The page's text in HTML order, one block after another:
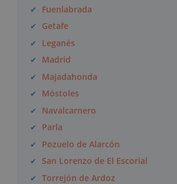
Fuenlabrada
Getafe
Leganés
Madrid
Majadahonda
Móstoles
Navalcarnero
Parla
Pozuelo de Alarcón
San Lorenzo de El Escorial
Torrejón de Ardoz